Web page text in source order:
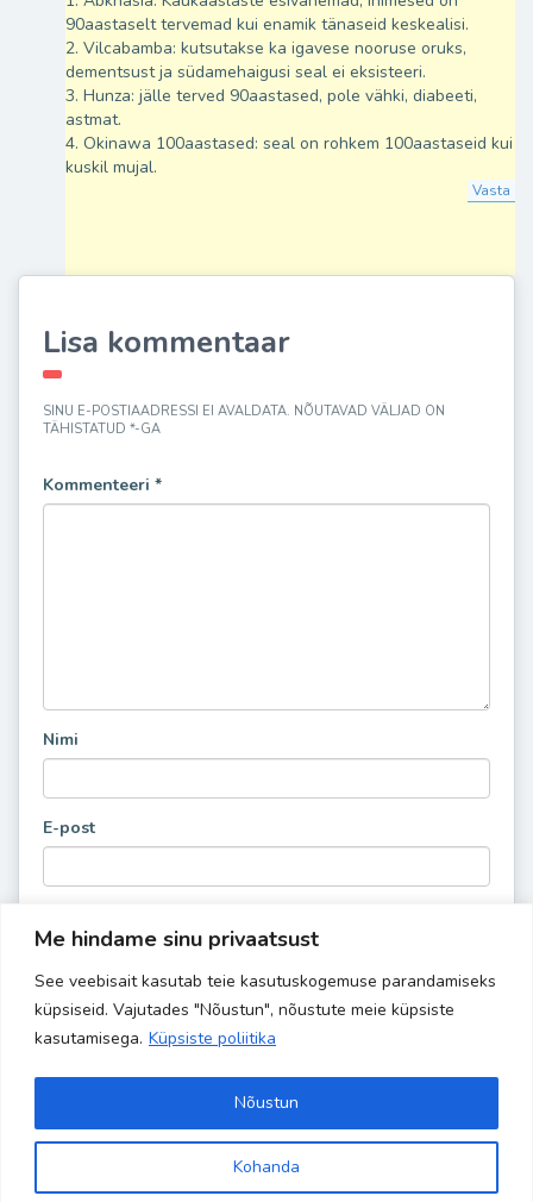
Me hindame sinu privaatsust
See veebisait kasutab teie kasutuskogemuse parandamiseks
küpsiseid. Vajutades "Nõustun", nõustute meie küpsiste
kasutamisega. Küpsiste poliitika
Kohanda
Nõustun
90aastaselt tervemad kui enamik tänaseid keskealisi.
2. Vilcabamba: kutsutakse ka igavese nooruse oruks,
dementsust ja südamehaigusi seal ei eksisteeri.
3. Hunza: jälle terved 90aastased, pole vähki, diabeeti,
astmat.
4. Okinawa 100aastased: seal on rohkem 100aastaseid kui
kuskil mujal.
Vasta
Lisa kommentaar
SINU E-POSTIAADRESSI EI AVALDATA. NÕUTAVAD VÄLJAD ON
TÄHISTATUD *-GA
Kommenteeri *
Nimi
E-post